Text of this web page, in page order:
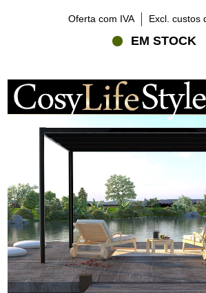
Oferta com IVA Excl. custos
EM STOCK